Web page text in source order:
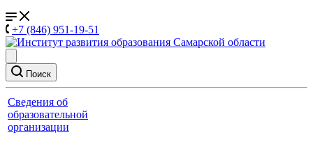
+7 (846) 951-19-51
Поиск
Сведения об
образовательной
организации